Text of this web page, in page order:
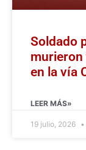
Soldado
murieron
en la vía
LEER MÁS»
19 julio, 2026